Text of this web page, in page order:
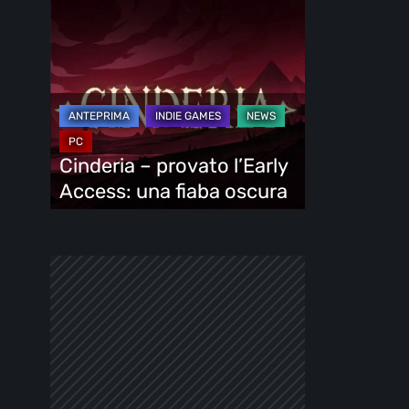
l’Early
Access:
una
fiaba
oscura
Cinderia – provato l’Early
Access: una fiaba oscura